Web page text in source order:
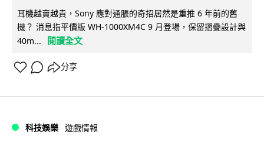
耳機越賣越貴，Sony 應對通脹的奇招居然是重推 6 年前的舊
機？ 消息指平價版 WH-1000XM4C 9 月登場，保留摺疊設計與
40m...
閱讀全文
分享
科技娛樂 遊戲情報